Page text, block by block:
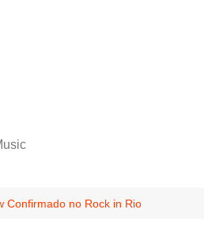
Confirmado no Rock in Rio